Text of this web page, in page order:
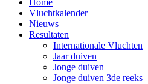
Home
Vluchtkalender
Nieuws
Resultaten
Internationale Vluchten
Jaar duiven
Jonge duiven
Jonge duiven 3de reeks